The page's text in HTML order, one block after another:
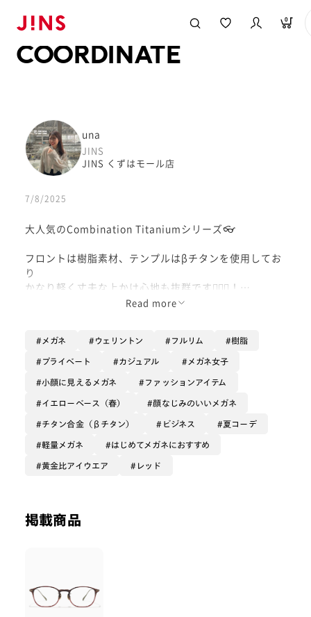
0
COORDINATE
una
JINS
JINS くずはモール店
7/8/2025
大人気のCombination Titaniumシリーズ👓
フロントは樹脂素材、テンプルはβチタンを使用してお
り
かなり軽く丈夫な上かけ心地も抜群です💁🏻‍♀️！
着用しているワインササのカラーリングは
グラデーションで赤味がある部分が頬の位置にくるので
華やかな印象に仕上がります🤍
Read more
メガネ ウェリントン フルリム 樹脂
プライベート カジュアル メガネ女子
小顔に見えるメガネ ファッションアイテム
イエローベース（春） 顔なじみのいいメガネ
チタン合金（βチタン） ビジネス 夏コーデ
軽量メガネ はじめてメガネにおすすめ
黄金比アイウエア レッド
掲載商品